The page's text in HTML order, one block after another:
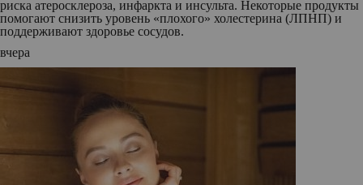
риска атеросклероза, инфаркта и инсульта. Некоторые продукты
помогают снизить уровень «плохого» холестерина (ЛПНП) и
поддерживают здоровье сосудов.
вчера